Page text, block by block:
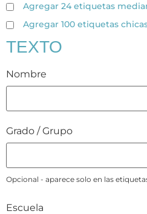
Agregar 24 etiquetas
Agregar 100 etiquetas
TEXTO
Nombre
Grado / Grupo
Opcional - aparece solo en las
Escuela